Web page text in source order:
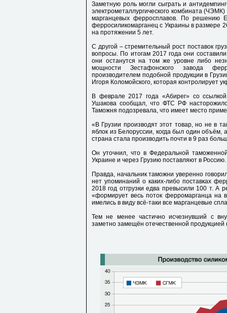
Заметную роль могли сыграть и
электрометаллургического комбината
марганцевых ферросплавов. По решению
ферросиликомарганец с Украины в размере
на протяжении 5 лет.
С другой – стремительный рост поставок
вопросы. По итогам 2017 года они
они останутся на том же уровне либо
мощности Зестафонского завода
производителем подобной продукции в
Игоря Коломойского, которая контролирует
В феврале 2017 года «Абирег» со
Ушакова сообщал, что ФТС РФ
Таможня подозревала, что имеет место
«В Грузии производят этот товар, но не в
яблок из Белоруссии, когда был один
страна стала производить почти в 9 раз
Он уточнил, что в Федеральной
Украине и через Грузию поставляют в Россию.
Правда, начальник таможни уверенно
нет упоминаний о каких-либо поставках
2018 год отгрузки едва превысили 100 т. А
«формирует весь поток ферромарганца на
имелись в виду всё-таки все марганцевые
Тем не менее частично исчезнувший с
заметно замещён отечественной продукцией